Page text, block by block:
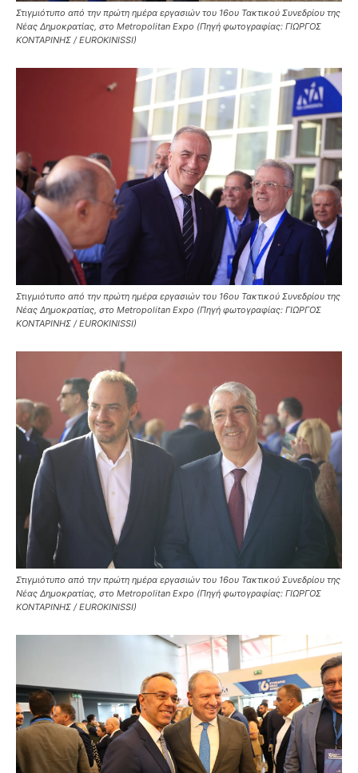
Στιγμιότυπο από την πρώτη ημέρα εργασιών του 16ου Τακτικού Συνεδρίου της
Νέας Δημοκρατίας, στο Metropolitan Expo (Πηγή φωτογραφίας: ΓΙΩΡΓΟΣ
ΚΟΝΤΑΡΙΝΗΣ / EUROKINISSI)
Στιγμιότυπο από την πρώτη ημέρα εργασιών του 16ου Τακτικού Συνεδρίου της
Νέας Δημοκρατίας, στο Metropolitan Expo (Πηγή φωτογραφίας: ΓΙΩΡΓΟΣ
ΚΟΝΤΑΡΙΝΗΣ / EUROKINISSI)
Στιγμιότυπο από την πρώτη ημέρα εργασιών του 16ου Τακτικού Συνεδρίου της
Νέας Δημοκρατίας, στο Metropolitan Expo (Πηγή φωτογραφίας: ΓΙΩΡΓΟΣ
ΚΟΝΤΑΡΙΝΗΣ / EUROKINISSI)